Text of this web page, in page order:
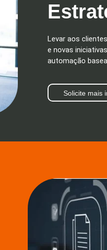
Levar aos
e novas
automação
Solicite mais